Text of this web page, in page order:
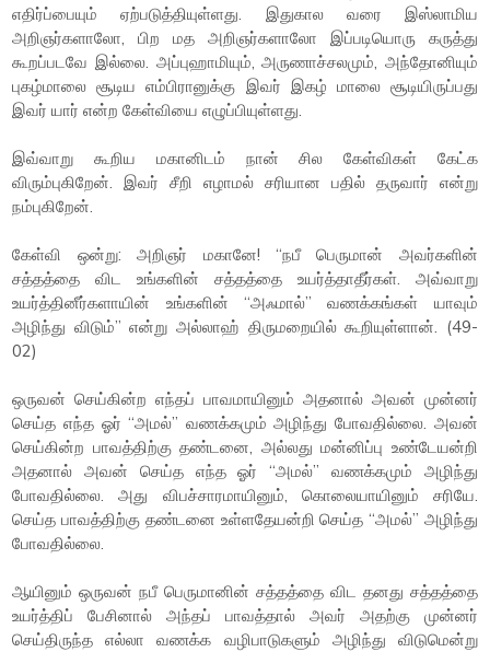
எதிர்ப்பையும் ஏற்படுத்தியுள்ளது. இதுகால வரை இஸ்லாமிய
அறிஞர்களாலோ, பிற மத அறிஞர்களாலோ இப்படியொரு கருத்து
கூறப்படவே இல்லை. அப்புஹாமியும், அருணாச்சலமும், அந்தோனியும்
புகழ்மாலை சூடிய எம்பிரானுக்கு இவர் இகழ் மாலை சூடியிருப்பது
இவர் யார் என்ற கேள்வியை எழுப்பியுள்ளது.
இவ்வாறு கூறிய மகானிடம் நான் சில கேள்விகள் கேட்க
விரும்புகிறேன். இவர் சீறி எழாமல் சரியான பதில் தருவார் என்று
நம்புகிறேன்.
கேள்வி ஒன்று: அறிஞர் மகானே! “நபீ பெருமான் அவர்களின்
சத்தத்தை விட உங்களின் சத்தத்தை உயர்த்தாதீர்கள். அவ்வாறு
உயர்த்தினீர்களாயின் உங்களின் “அஃமால்” வணக்கங்கள் யாவும்
அழிந்து விடும்” என்று அல்லாஹ் திருமறையில் கூறியுள்ளான். (49-
02)
ஒருவன் செய்கின்ற எந்தப் பாவமாயினும் அதனால் அவன் முன்னர்
செய்த எந்த ஓர் “அமல்” வணக்கமும் அழிந்து போவதில்லை. அவன்
செய்கின்ற பாவத்திற்கு தண்டனை, அல்லது மன்னிப்பு உண்டேயன்றி
அதனால் அவன் செய்த எந்த ஓர் “அமல்” வணக்கமும் அழிந்து
போவதில்லை. அது விபச்சாரமாயினும், கொலையாயினும் சரியே.
செய்த பாவத்திற்கு தண்டனை உள்ளதேயன்றி செய்த “அமல்” அழிந்து
போவதில்லை.
ஆயினும் ஒருவன் நபீ பெருமானின் சத்தத்தை விட தனது சத்தத்தை
உயர்த்திப் பேசினால் அந்தப் பாவத்தால் அவர் அதற்கு முன்னர்
செய்திருந்த எல்லா வணக்க வழிபாடுகளும் அழிந்து விடுமென்று